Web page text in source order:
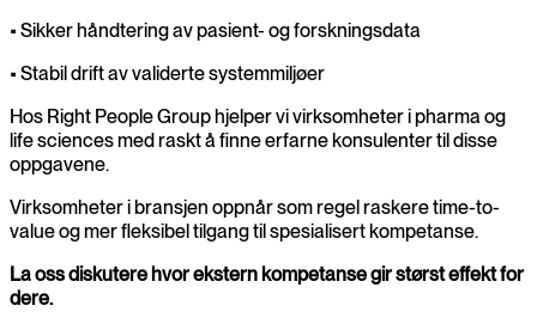
• Sikker håndtering av pasient- og forskningsdata
• Stabil drift av validerte systemmiljøer
Hos Right People Group hjelper vi virksomheter i pharma og
life sciences med raskt å finne erfarne konsulenter til disse
oppgavene.
Virksomheter i bransjen oppnår som regel raskere time-to-
value og mer fleksibel tilgang til spesialisert kompetanse.
La oss diskutere hvor ekstern kompetanse gir størst effekt for
dere.